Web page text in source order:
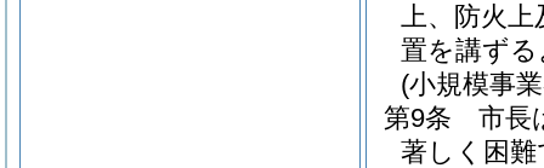
上、防火
置を講ず
(小規模事
第9条
市長
著しく困